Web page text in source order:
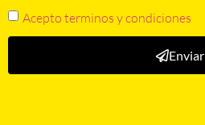
Acepto terminos y condiciones
Enviar